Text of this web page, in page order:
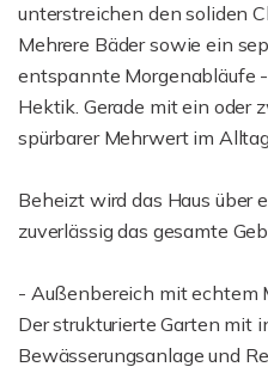
unterstreichen den soliden
Mehrere Bäder sowie ein
entspannte Morgenabläufe
Hektik. Gerade mit ein oder
spürbarer Mehrwert im
Beheizt wird das Haus über
zuverlässig das gesamte
- Außenbereich mit echtem
Der strukturierte Garten mit
Bewässerungsanlage und